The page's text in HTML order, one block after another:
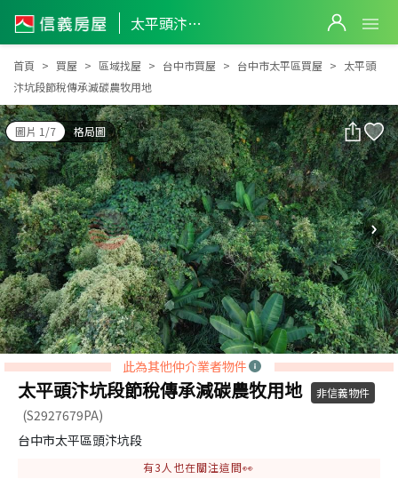
太平頭汴坑段節稅傳承減碳農牧用地
太平頭汴坑段節稅傳承減碳農牧用地
首頁 買屋 區域找屋 台中市買屋 台中市太平區買屋
太平頭
汴坑段節稅傳承減碳農牧用地
圖片 1/7 格局圖
此為其他仲介業者物件
太平頭汴坑段節稅傳承減碳農牧用地 非信義物件
(S2927679PA)
台中市太平區頭汴坑段
有3 人也在關注這間👀